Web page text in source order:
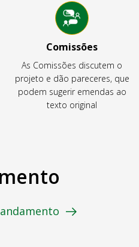
Comissões
As Comissões discutem o
projeto e dão pareceres, que
podem sugerir emendas ao
texto original